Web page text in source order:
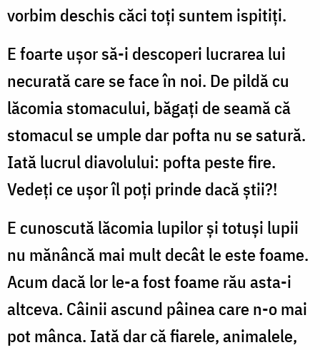
vorbim deschis căci toţi suntem ispitiţi.
E foarte uşor să-i descoperi lucrarea lui
necurată care se face în noi. De pildă cu
lăcomia stomacului, băgaţi de seamă că
stomacul se umple dar pofta nu se satură.
Iată lucrul diavolului: pofta peste fire.
Vedeţi ce uşor îl poţi prinde dacă ştii?!
E cunoscută lăcomia lupilor şi totuşi lupii
nu mănâncă mai mult decât le este foame.
Acum dacă lor le-a fost foame rău asta-i
altceva. Câinii ascund pâinea care n-o mai
pot mânca. Iată dar că fiarele, animalele,